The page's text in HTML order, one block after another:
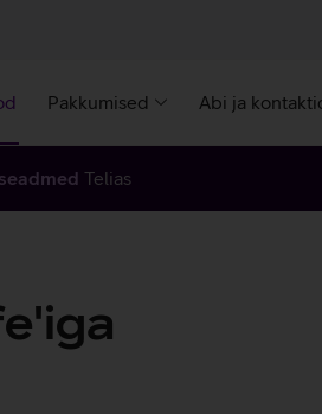
Pakkumised Abi ja
Telias